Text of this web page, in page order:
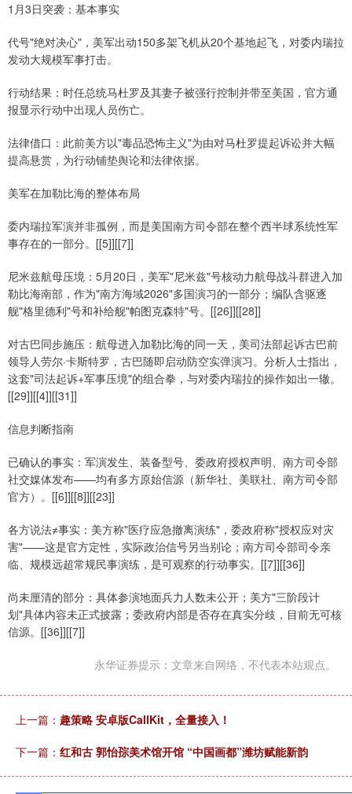
1月3日突袭：基本事实
代号"绝对决心"，美军出动150多架飞机从20个基地起飞，对委内瑞拉
发动大规模军事打击。
行动结果：时任总统马杜罗及其妻子被强行控制并带至美国，官方通
报显示行动中出现人员伤亡。
法律借口：此前美方以"毒品恐怖主义"为由对马杜罗提起诉讼并大幅
提高悬赏，为行动铺垫舆论和法律依据。
美军在加勒比海的整体布局
委内瑞拉军演并非孤例，而是美国南方司令部在整个西半球系统性军
事存在的一部分。[[5]][[7]]
尼米兹航母压境：5月20日，美军"尼米兹"号核动力航母战斗群进入加
勒比海南部，作为"南方海域2026"多国演习的一部分；编队含驱逐
舰"格里德利"号和补给舰"帕图克森特"号。[[26]][[28]]
对古巴同步施压：航母进入加勒比海的同一天，美司法部起诉古巴前
领导人劳尔·卡斯特罗，古巴随即启动防空实弹演习。分析人士指出，
这套"司法起诉+军事压境"的组合拳，与对委内瑞拉的操作如出一辙。
[[29]][[4]][[31]]
信息判断指南
已确认的事实：军演发生、装备型号、委政府授权声明、南方司令部
社交媒体发布——均有多方原始信源（新华社、美联社、南方司令部
官方）。[[6]][[8]][[23]]
各方说法≠事实：美方称"医疗应急撤离演练"，委政府称"授权应对灾
害"——这是官方定性，实际政治信号另当别论；南方司令部司令亲
临、规模远超常规民事演练，是可观察的行动事实。[[7]][[36]]
尚未厘清的部分：具体参演地面兵力人数未公开；美方"三阶段计
划"具体内容未正式披露；委政府内部是否存在真实分歧，目前无可核
信源。[[36]][[7]]
永华证券提示：文章来自网络，不代表本站观点。
上一篇： 趣策略 安卓版CallKit，全量接入！
下一篇： 红和古 郭怡孮美术馆开馆 “中国画都”潍坊赋能新韵